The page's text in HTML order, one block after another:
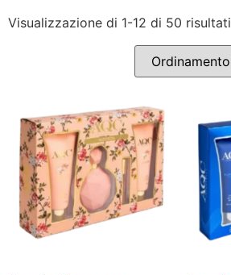
Visualizzazione di 1-12 di 50 risultati